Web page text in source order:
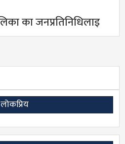
का जनप्रतिनिधिलाइ
लोकप्रिय